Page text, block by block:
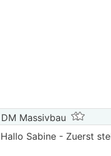
DM Massivbau
Hallo Sabine - Zuerst